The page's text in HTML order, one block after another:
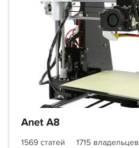
Anet A8
1569 статей
1715 владельцев